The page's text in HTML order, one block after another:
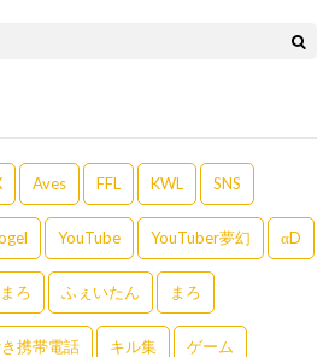
Aves FFL KWL SNS
YouTube YouTuber夢幻 αD
ろ ふぇいたん まろ
携帯電話 キル集 ゲーム